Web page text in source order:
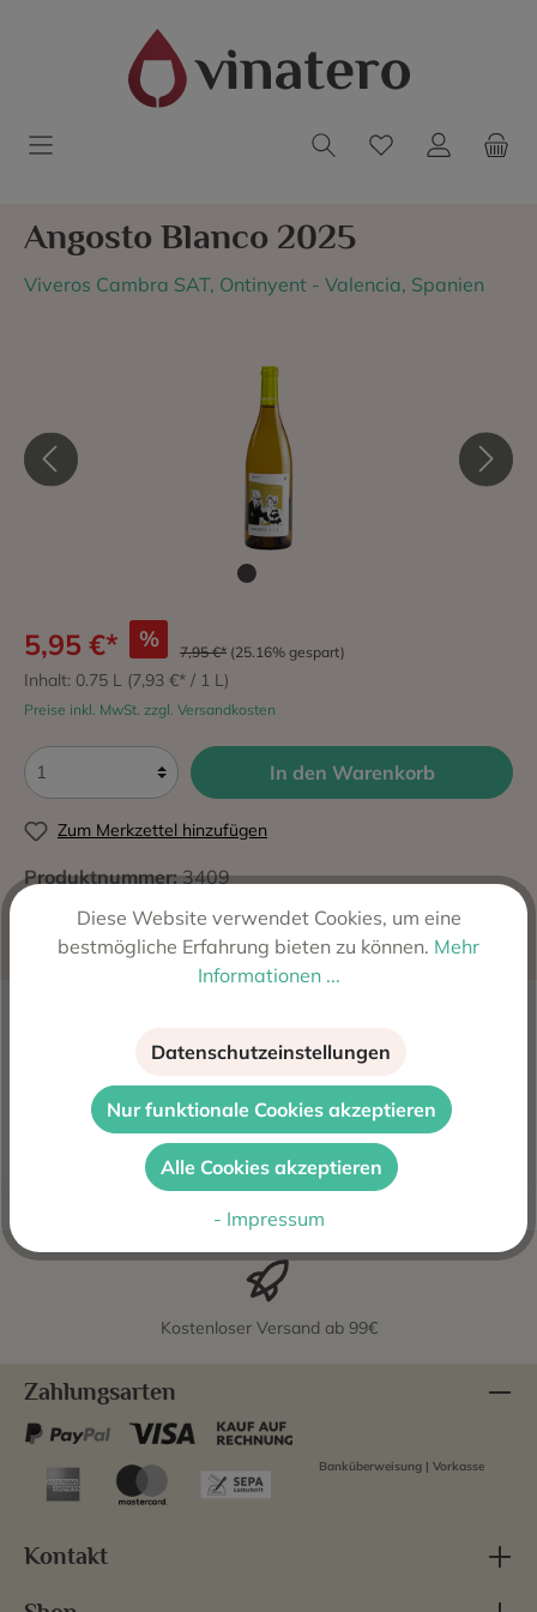
Angosto Blanco 2025
Viveros Cambra SAT, Ontinyent - Valencia, Spanien
5,95 €* % 7,95 €* (25.16% gespart)
Inhalt: 0.75 L (7,93 €* / 1 L)
Preise inkl. MwSt. zzgl. Versandkosten
In den Warenkorb
Zum Merkzettel hinzufügen
Produktnummer:3409
Hersteller:
Viveros Cambra SAT, Ontinyent - Valencia,
Spanien
Der Angosto Blanco 2025 ist ein frischer, eleganter
Weißwein aus der sonnenverwöhnten Weinregion
Valencia in Spanien. Herges…
Kostenloser Versand ab 99€
Zahlungsarten
Banküberweisung | Vorkasse
Kontakt
Diese Website verwendet Cookies, um eine
bestmögliche Erfahrung bieten zu können. Mehr
Informationen ...
Datenschutzeinstellungen
Nur funktionale Cookies akzeptieren
Alle Cookies akzeptieren
- Impressum